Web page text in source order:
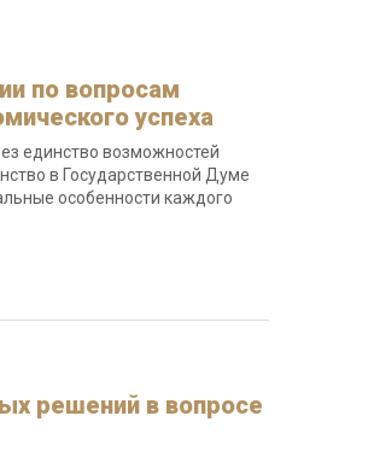
по вопросам
успеха
единство возможностей
в Государственной Думе
особенности каждого
решений в вопросе